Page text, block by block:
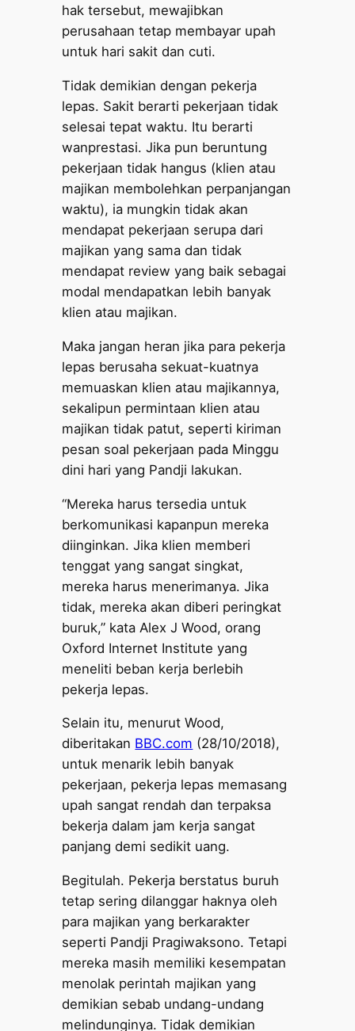
hak tersebut, mewajibkan
perusahaan tetap membayar upah
untuk hari sakit dan cuti.
Tidak demikian dengan pekerja
lepas. Sakit berarti pekerjaan tidak
selesai tepat waktu. Itu berarti
wanprestasi. Jika pun beruntung
pekerjaan tidak hangus (klien atau
majikan membolehkan perpanjangan
waktu), ia mungkin tidak akan
mendapat pekerjaan serupa dari
majikan yang sama dan tidak
mendapat review yang baik sebagai
modal mendapatkan lebih banyak
klien atau majikan.
Maka jangan heran jika para pekerja
lepas berusaha sekuat-kuatnya
memuaskan klien atau majikannya,
sekalipun permintaan klien atau
majikan tidak patut, seperti kiriman
pesan soal pekerjaan pada Minggu
dini hari yang Pandji lakukan.
“Mereka harus tersedia untuk
berkomunikasi kapanpun mereka
diinginkan. Jika klien memberi
tenggat yang sangat singkat,
mereka harus menerimanya. Jika
tidak, mereka akan diberi peringkat
buruk,” kata Alex J Wood, orang
Oxford Internet Institute yang
meneliti beban kerja berlebih
pekerja lepas.
Selain itu, menurut Wood,
diberitakan BBC.com (28/10/2018),
untuk menarik lebih banyak
pekerjaan, pekerja lepas memasang
upah sangat rendah dan terpaksa
bekerja dalam jam kerja sangat
panjang demi sedikit uang.
Begitulah. Pekerja berstatus buruh
tetap sering dilanggar haknya oleh
para majikan yang berkarakter
seperti Pandji Pragiwaksono. Tetapi
mereka masih memiliki kesempatan
menolak perintah majikan yang
demikian sebab undang-undang
melindunginya. Tidak demikian